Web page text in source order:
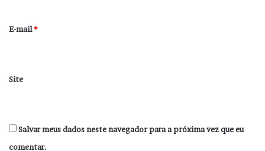
*
E-mail*
Site
Salvar meus dados neste navegador para a próxima vez que eu
comentar.